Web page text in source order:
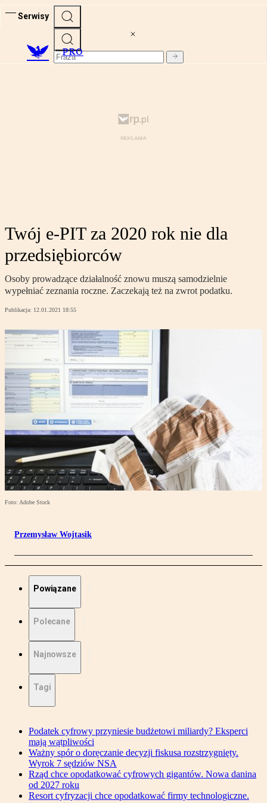
Serwisy
PRO
Twój e-PIT za 2020 rok nie dla
przedsiębiorców
Osoby prowadzące działalność znowu muszą samodzielnie
wypełniać zeznania roczne. Zaczekają też na zwrot podatku.
Publikacja: 12.01.2021 18:55
Foto: Adobe Stock
Przemysław Wojtasik
Powiązane
Polecane
Najnowsze
Tagi
Podatek cyfrowy przyniesie budżetowi miliardy? Eksperci
mają wątpliwości
Ważny spór o doręczanie decyzji fiskusa rozstrzygnięty.
Wyrok 7 sędziów NSA
Rząd chce opodatkować cyfrowych gigantów. Nowa danina
od 2027 roku
Resort cyfryzacji chce opodatkować firmy technologiczne.